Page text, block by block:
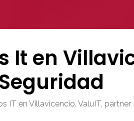
It en
en Villavicencio. ValuIT,